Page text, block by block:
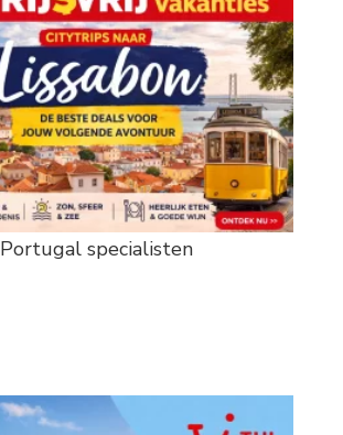
Portugal specialisten